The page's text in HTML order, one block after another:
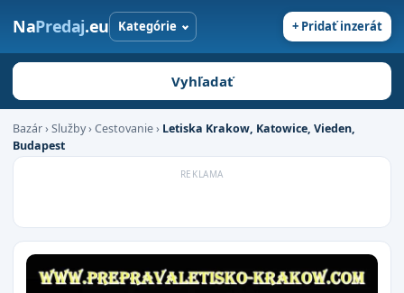
NaPredaj.eu Kategórie + Pridať inzerát
Vyhľadať
Bazár›Služby›Cestovanie› Letiska Krakow, Katowice, Vieden,
Budapest